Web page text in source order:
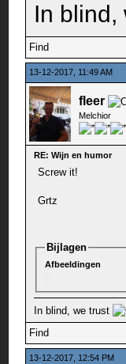
In
Find
13-12-2017, 11:49 AM
fleer
Melchior
RE: Wijn en humor
Screw it!
Grtz
Bijlagen
Afbeeldingen
In blind, we trust
Find
13-12-2017, 12:54 PM